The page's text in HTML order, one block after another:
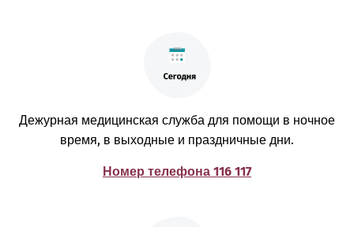
Дежурная медицинская служба для помощи в ночное
время, в выходные и праздничные дни.
Номер телефона 116 117